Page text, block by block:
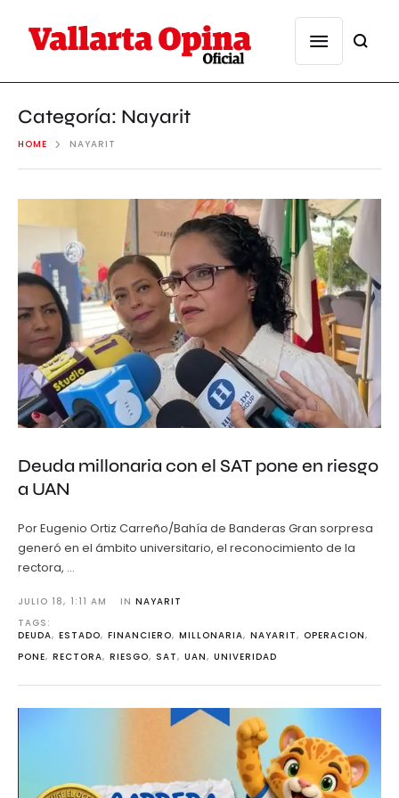
Categoría: Nayarit
HOME NAYARIT
Deuda millonaria con el SAT pone en riesgo
a UAN
Por Eugenio Ortiz Carreño/Bahía de Banderas Gran sorpresa
generó en el ámbito universitario, el reconocimiento de la
rectora, …
JULIO 18, 1:11 AM IN NAYARIT
TAGS:
DEUDA, ESTADO, FINANCIERO, MILLONARIA, NAYARIT, OPERACION,
PONE, RECTORA, RIESGO, SAT, UAN, UNIVERIDAD